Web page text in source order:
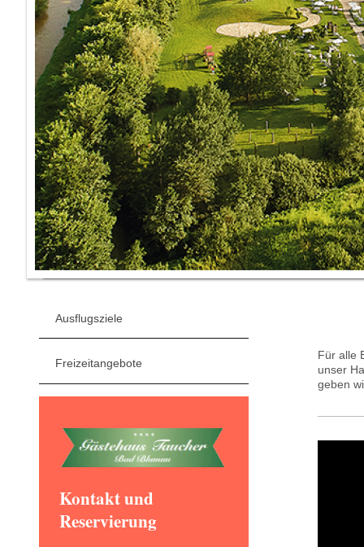
Für alle
unser
geben
Ausflugsziele
Freizeitangebote
Kontakt und
Reservierung